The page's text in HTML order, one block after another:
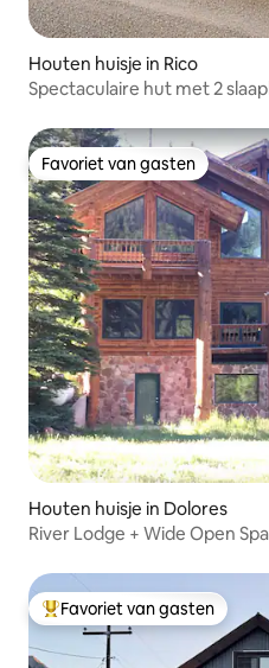
Houten huisje in Rico
Spectaculaire hut met 2
Favoriet van gasten
Favoriet van gasten
Houten huisje in Dolores
River Lodge + Wide Open
Topfavoriet van gasten
Favoriet van gasten